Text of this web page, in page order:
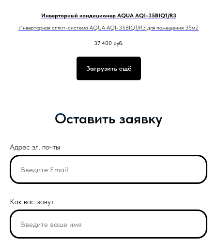
Инверторный кондиционер AQUA AQI-35BIQ1/R3
Инверторная сплит-система AQUA AQI-35BIQ1/R3 для помещения 35м2
37 400 руб.
Загрузить ещё
Оставить заявку
Адрес эл. почты
Как вас зовут